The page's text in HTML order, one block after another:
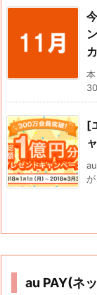
[
au PAY(ネ